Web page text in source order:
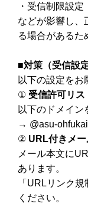
・受信制限設定
などが影響し、
る場合があるた
■対策（受信設
以下の設定をお
① 受信許可リス
以下のドメイン
→ @asu-
② URL付きメ
メール本文に
あります。
「 URL リンク
ください。